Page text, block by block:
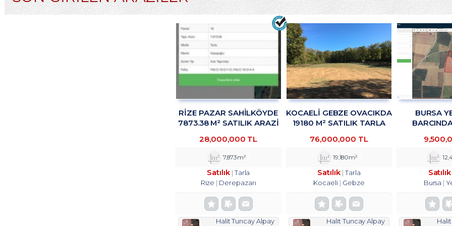
RİZE PAZAR SAHİLKÖYDE
7873.38 M² SATILIK ARAZİ
28,000,000 TL
7,873m²
Satılık Tarla
Rize
Derepazarı
Halit Tuncay Alpay
KOCAELİ GEBZE OVACIKDA
19180 M² SATILIK TARLA
76,000,000 TL
19,180m²
Satılık Tarla
Kocaeli
Gebze
Halit Tuncay Alpay
BURSA
TESİSİNE
SATILIK
Satılık
Bursa